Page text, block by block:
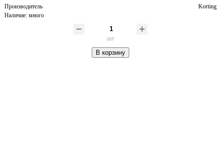
Производитель
Korting
Наличие: много
шт
В корзину